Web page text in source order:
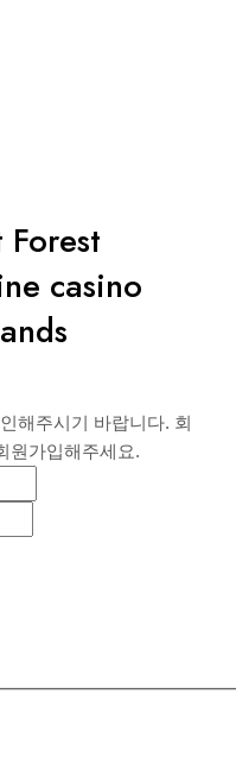
casino
해주시기 바랍니다. 회
원가입해주세요.